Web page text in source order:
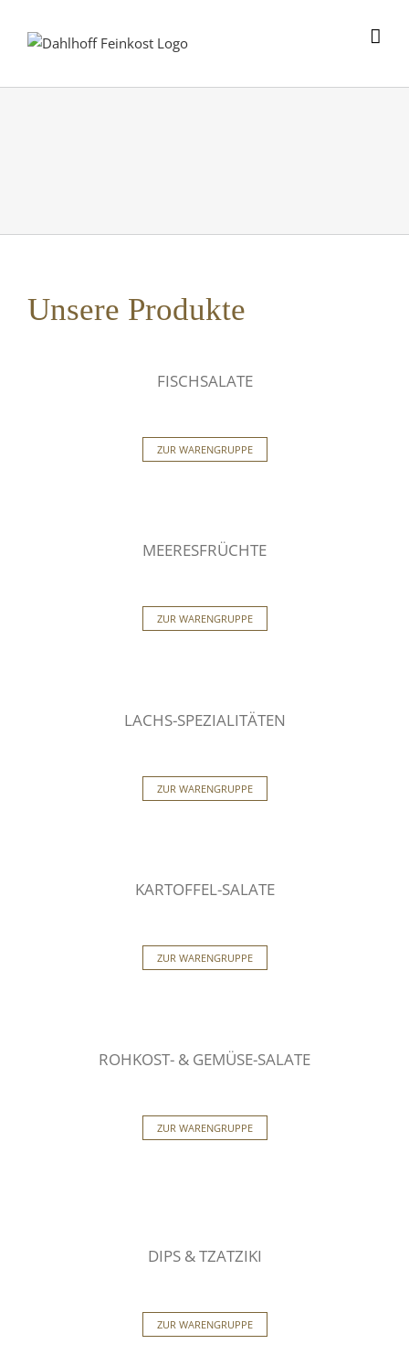
Unsere Produkte
FISCHSALATE
ZUR WARENGRUPPE
MEERESFRÜCHTE
ZUR WARENGRUPPE
LACHS-SPEZIALITÄTEN
ZUR WARENGRUPPE
KARTOFFEL-SALATE
ZUR WARENGRUPPE
ROHKOST- & GEMÜSE-SALATE
ZUR WARENGRUPPE
DIPS & TZATZIKI
ZUR WARENGRUPPE